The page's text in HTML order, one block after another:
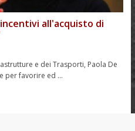
all'acquisto di
e dei Trasporti, Paola De
per favorire ed …